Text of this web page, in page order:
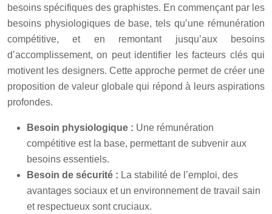
besoins spécifiques des graphistes. En commençant par les
besoins physiologiques de base, tels qu’une rémunération
compétitive, et en remontant jusqu’aux besoins
d’accomplissement, on peut identifier les facteurs clés qui
motivent les designers. Cette approche permet de créer une
proposition de valeur globale qui répond à leurs aspirations
profondes.
Besoin physiologique : Une rémunération
compétitive est la base, permettant de subvenir aux
besoins essentiels.
Besoin de sécurité : La stabilité de l’emploi, des
avantages sociaux et un environnement de travail sain
et respectueux sont cruciaux.